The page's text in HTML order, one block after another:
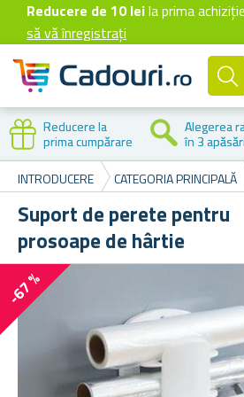
Reducere de 10 leila prima
să vă înregistrați
Reducere la
prima cumpărare
Alegerea
în 3
INTRODUCERE CATEGORIA PRINCIPALĂ
Suport de perete pentru
prosoape de hârtie
-67 %